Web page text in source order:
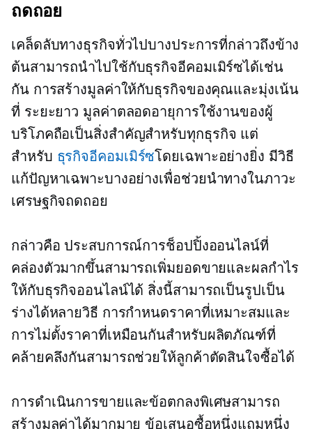
ถดถอย
เคล็ดลับทางธุรกิจทั่วไปบางประการที่กล่าวถึงข้าง
ต้นสามารถนำไปใช้กับธุรกิจอีคอมเมิร์ซได้เช่น
กัน การสร้างมูลค่าให้กับธุรกิจของคุณและมุ่งเน้น
ที่ ระยะยาว มูลค่าตลอดอายุการใช้งานของผู้
บริโภคถือเป็นสิ่งสำคัญสำหรับทุกธุรกิจ แต่
สำหรับ ธุรกิจอีคอมเมิร์ซโดยเฉพาะอย่างยิ่ง มีวิธี
แก้ปัญหาเฉพาะบางอย่างเพื่อช่วยนำทางในภาวะ
เศรษฐกิจถดถอย
กล่าวคือ ประสบการณ์การช็อปปิ้งออนไลน์ที่
คล่องตัวมากขึ้นสามารถเพิ่มยอดขายและผลกำไร
ให้กับธุรกิจออนไลน์ได้ สิ่งนี้สามารถเป็นรูปเป็น
ร่างได้หลายวิธี การกำหนดราคาที่เหมาะสมและ
การไม่ตั้งราคาที่เหมือนกันสำหรับผลิตภัณฑ์ที่
คล้ายคลึงกันสามารถช่วยให้ลูกค้าตัดสินใจซื้อได้
การดำเนินการขายและข้อตกลงพิเศษสามารถ
สร้างมูลค่าได้มากมาย ข้อเสนอซื้อหนึ่งแถมหนึ่ง